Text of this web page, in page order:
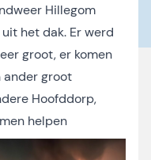
Hillegom
het dak. Er werd
groot, er komen
groot
Hoofddorp,
helpen